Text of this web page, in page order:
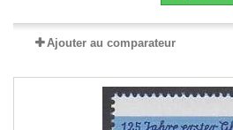
Ajouter au comparateur